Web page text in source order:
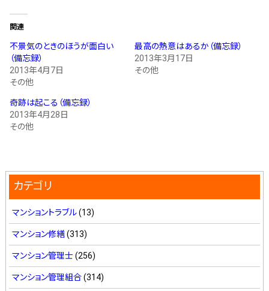
関連
不景気のときのほうが面白い
（備忘録）
2013年4月7日
その他
最高の熱意はあるか（備忘録）
2013年3月17日
その他
奇跡は起こる（備忘録）
2013年4月28日
その他
カテゴリ
マンショントラブル(13)
マンション修繕(313)
マンション管理士 (256)
マンション管理組合(314)
会社概要
よくあるご質問
コラム